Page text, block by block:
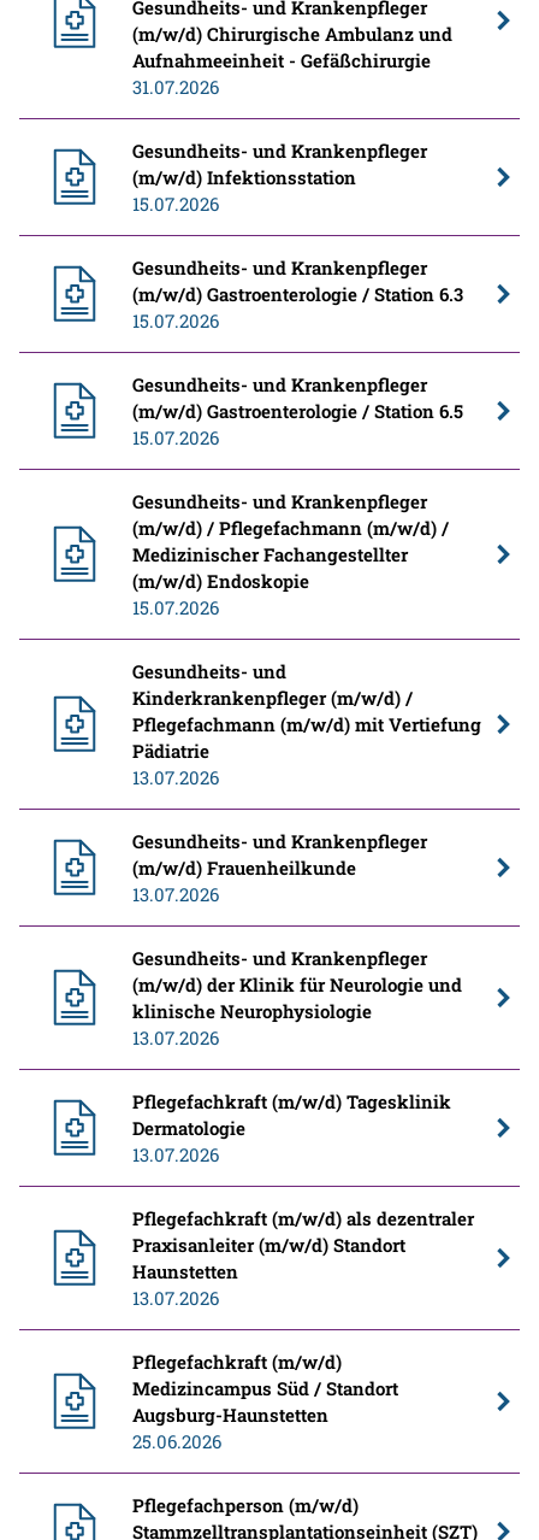
Gesundheits- und Krankenpfleger
(m/w/d) Chirurgische Ambulanz und
Aufnahmeeinheit - Gefäßchirurgie
31.07.2026
Gesundheits- und Krankenpfleger
(m/w/d) Infektionsstation
15.07.2026
Gesundheits- und Krankenpfleger
(m/w/d) Gastroenterologie / Station 6.3
15.07.2026
Gesundheits- und Krankenpfleger
(m/w/d) Gastroenterologie / Station 6.5
15.07.2026
Gesundheits- und Krankenpfleger
(m/w/d) / Pflegefachmann (m/w/d) /
Medizinischer Fachangestellter
(m/w/d) Endoskopie
15.07.2026
Gesundheits- und
Kinderkrankenpfleger (m/w/d) /
Pflegefachmann (m/w/d) mit Vertiefung
Pädiatrie
13.07.2026
Gesundheits- und Krankenpfleger
(m/w/d) Frauenheilkunde
13.07.2026
Gesundheits- und Krankenpfleger
(m/w/d) der Klinik für Neurologie und
klinische Neurophysiologie
13.07.2026
Pflegefachkraft (m/w/d) Tagesklinik
Dermatologie
13.07.2026
Pflegefachkraft (m/w/d) als dezentraler
Praxisanleiter (m/w/d) Standort
Haunstetten
13.07.2026
Pflegefachkraft (m/w/d)
Medizincampus Süd / Standort
Augsburg-Haunstetten
25.06.2026
Pflegefachperson (m/w/d)
Stammzelltransplantationseinheit (SZT)